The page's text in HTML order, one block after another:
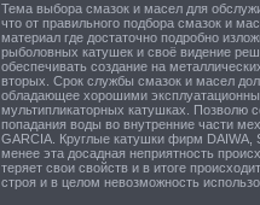
Тема выбора смазок и масел для
что от правильного подбора смазок и
материал где достаточно подробно
рыболовных катушек и своё видение
обеспечивать создание на
вторых. Срок службы смазок и масел
обладающее хорошими
мультипликаторных катушках. Позволю
попадания воды во внутренние части
GARCIA. Круглые катушки фирм
менее эта досадная неприятность
теряет свои свойств и в итоге
строя и в целом невозможность